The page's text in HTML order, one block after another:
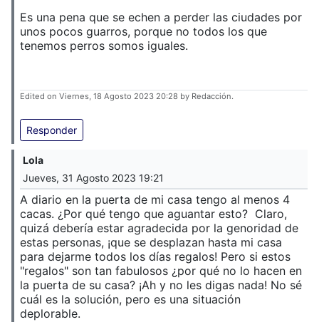
Es una pena que se echen a perder las ciudades por
unos pocos guarros, porque no todos los que
tenemos perros somos iguales.
Edited on Viernes, 18 Agosto 2023 20:28 by Redacción.
Responder
Lola
Jueves, 31 Agosto 2023 19:21
A diario en la puerta de mi casa tengo al menos 4
cacas. ¿Por qué tengo que aguantar esto? Claro,
quizá debería estar agradecida por la genoridad de
estas personas, ¡que se desplazan hasta mi casa
para dejarme todos los días regalos! Pero si estos
"regalos" son tan fabulosos ¿por qué no lo hacen en
la puerta de su casa? ¡Ah y no les digas nada! No sé
cuál es la solución, pero es una situación
deplorable.